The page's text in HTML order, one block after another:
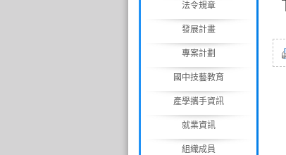
法令規章
發展計畫
專案計劃
國中技藝教育
產學攜手資訊
就業資訊
組織成員